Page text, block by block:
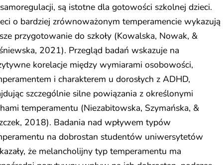
są istotne dla gotowości szkolnej dzieci.
o bardziej zrównoważonym temperamencie wykazują
przygotowanie do szkoły (Kowalska, Nowak, &
2021). Przegląd badań wskazuje na
korelacje między wymiarami osobowości,
i charakterem u dorosłych z ADHD,
szczególnie silne powiązania z określonymi
temperamentu (Niezabitowska, Szymańska, &
2018). Badania nad wpływem typów
na dobrostan studentów uniwersytetów
że melancholijny typ temperamentu ma